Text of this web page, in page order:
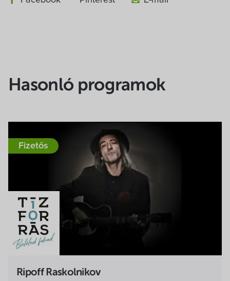
Hasonló programok
Fizetős
Ripoff Raskolnikov